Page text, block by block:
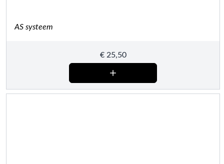
AS systeem
€25,50